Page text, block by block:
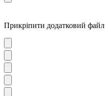
Прикріпити додатковий файл